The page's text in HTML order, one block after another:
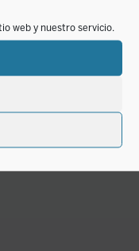
web y nuestro servicio.